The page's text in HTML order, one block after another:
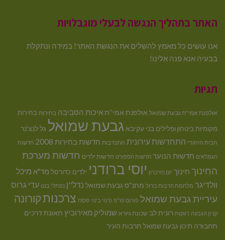
האתר בתהליך הנגשה לבעלי מוגבלויות
אנו עושים כל מאמץ להשלים את הנגשת האתר! במידה ונתקלת
בבעיה אנא פנה אלינו!
תגיות
אולפנת אמי"ת גבעת שמואל אולפנת אמי''תאיכות הסביבה בחירות בחירות
מקומיותביטחון ופלילים בני עקיבא גבעת שמואל גל לנצ'נר
הבית היהודי התחדשות עירונית התנדבות חדשות בחירות 2008 חדשות
הגמלאים חדשות הנוער חדשות הספורט חדשות ילדים חדשות מערכת
החינוך חינוך יום הזיכרון יוסי ברודני ילדים כדורסל מד"א מיכל
וולדיגר מלחמת חרבות ברזל מתנ"ס גבעת שמואל נדל''ן נפתלי בנט עדי גרוס
עיריית גבעת שמואל פורום פו"פ פינוי בינוי פסח צרכנותקורונה
קניון הגבעה רווקות רונית לב שכונת גיורא שמוליק מאירוביץ תאונת דרכים
תחבורה תיכון גבעת שמואל תרבות העיר